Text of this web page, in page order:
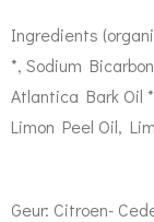
Ingredients
*, Sodium
Atlantica Bark Oil
Limon Peel Oil,
Geur: Citroen-